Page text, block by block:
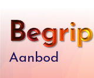
Aanbod